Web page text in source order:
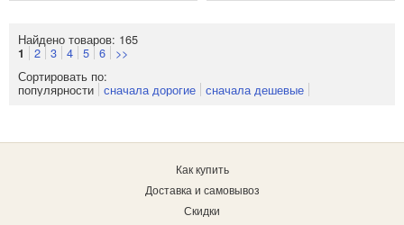
Найдено товаров: 165
1 2 3 4 5 6
>>
Сортировать по:
популярности сначала дорогие сначала дешевые
Как купить
Доставка и самовывоз
Скидки